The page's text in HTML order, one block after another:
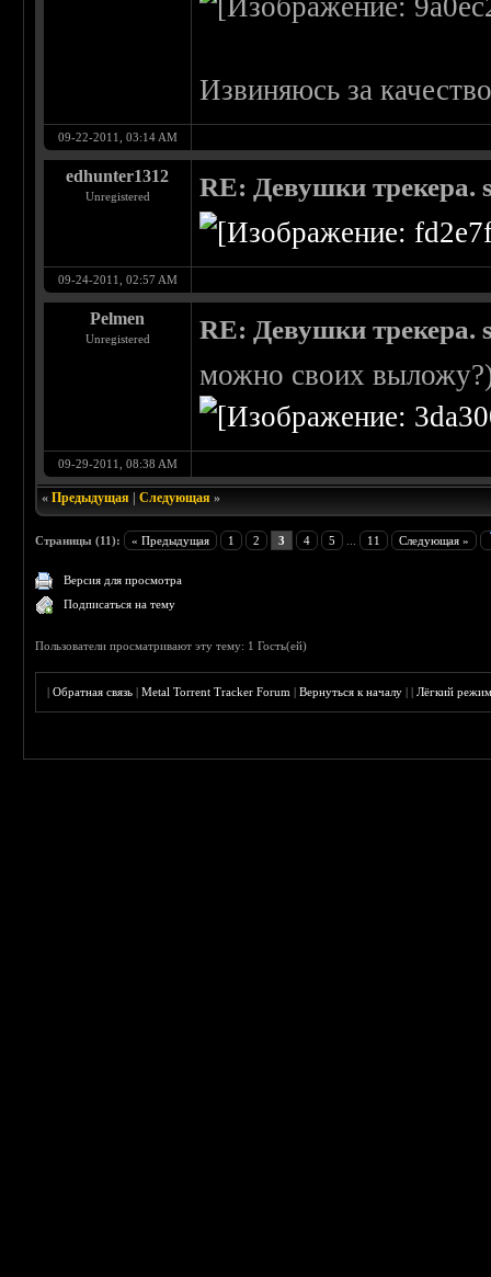
Извиняюсь за
09-22-2011, 03:14 AM
edhunter1312
Unregistered RE: Девушки трекера.
09-24-2011, 02:57 AM
Pelmen
Unregistered RE: Девушки трекера.
можно своих
09-29-2011, 08:38 AM
«Предыдущая |Следующая »
Страницы (11): « Предыдущая 1 2 3 4 5 11 Следующая »
Версия для просмотра
Подписаться на тему
Пользователи просматривают эту тему: 1 Гость(ей)
|Обратная связь |Metal Torrent Tracker Forum |Вернуться к началу ||Лёгкий